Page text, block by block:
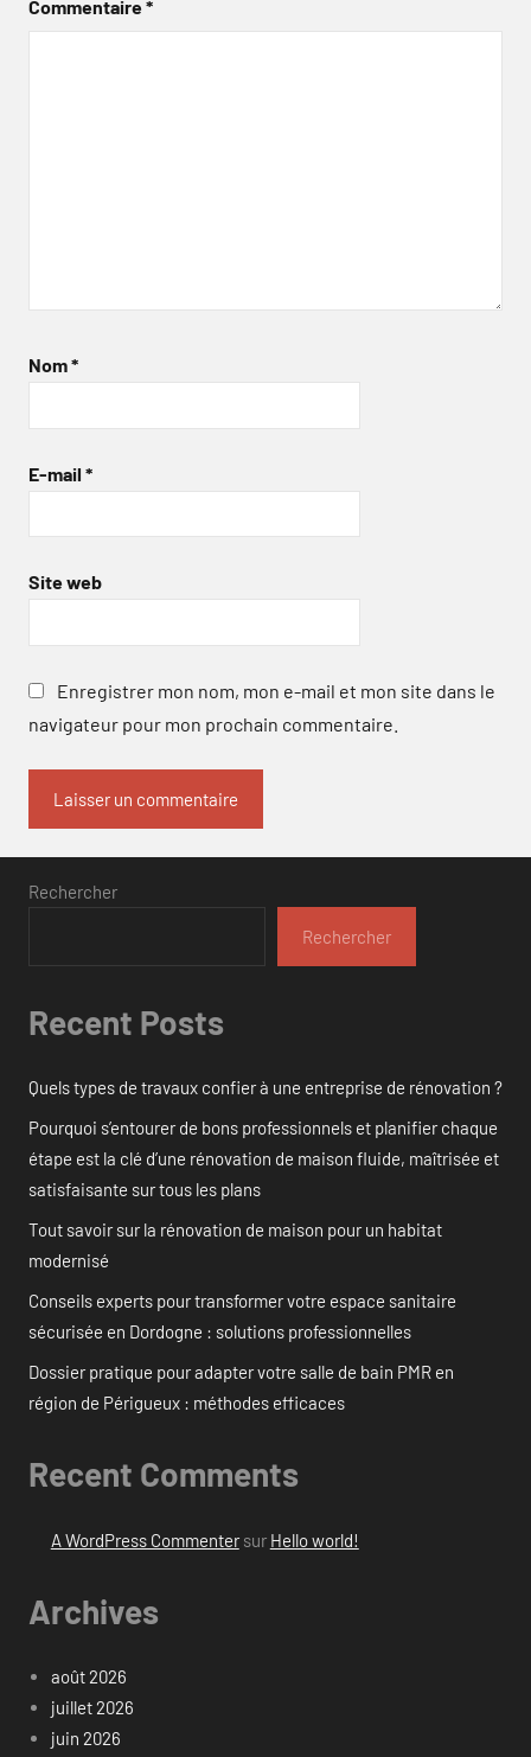
Commentaire*
Nom*
E-mail *
Site web
Enregistrer mon nom, mon e-mail et mon site dans le
navigateur pour mon prochain commentaire.
Rechercher
Rechercher
Recent Posts
Quels types de travaux confier à une entreprise de rénovation ?
Pourquoi s’entourer de bons professionnels et planifier chaque
étape est la clé d’une rénovation de maison fluide, maîtrisée et
satisfaisante sur tous les plans
Tout savoir sur la rénovation de maison pour un habitat
modernisé
Conseils experts pour transformer votre espace sanitaire
sécurisée en Dordogne : solutions professionnelles
Dossier pratique pour adapter votre salle de bain PMR en
région de Périgueux : méthodes efficaces
Recent Comments
A WordPress Commentersur Hello world!
Archives
août 2026
juillet 2026
juin 2026